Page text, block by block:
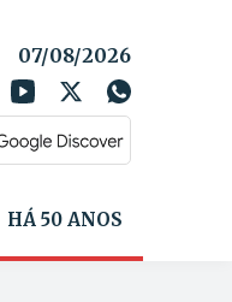
07/08/2026
HÁ 50 ANOS